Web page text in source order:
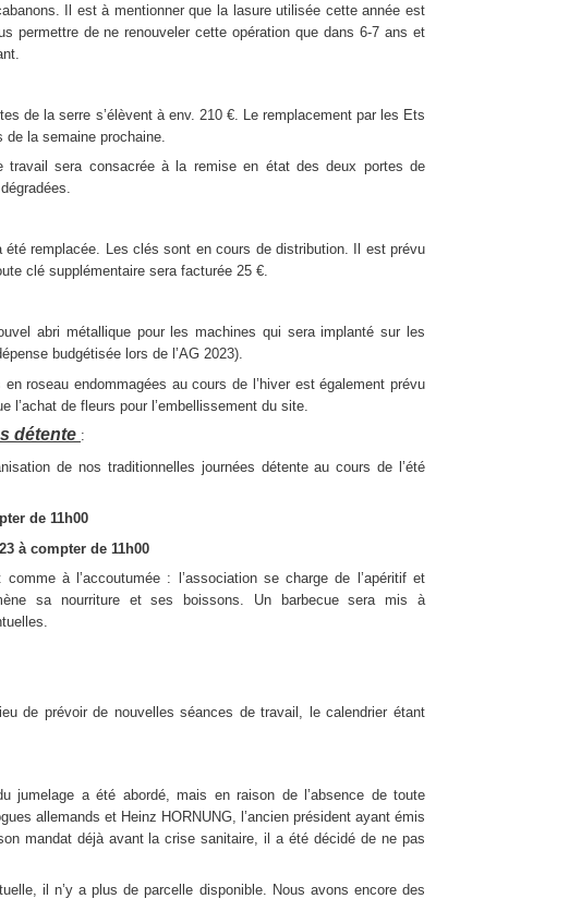
Il est à mentionner que la lasure utilisée cette année est
permettre de ne renouveler cette opération que dans 6-7 ans et
de la serre s’élèvent à env. 210 €. Le remplacement par les Ets
la semaine prochaine.
travail sera consacrée à la remise en état des deux portes de
été remplacée. Les clés sont en cours de distribution. Il est prévu
clé supplémentaire sera facturée 25 €.
abri métallique pour les machines qui sera implanté sur les
budgétisée lors de l’AG 2023).
roseau endommagées au cours de l’hiver est également prévu
l’achat de fleurs pour l’embellissement du site.
détente :
de nos traditionnelles journées détente au cours de l’été
de 11h00
à compter de 11h00
à l’accoutumée : l’association se charge de l’apéritif et
sa nourriture et ses boissons. Un barbecue sera mis à
de prévoir de nouvelles séances de travail, le calendrier étant
jumelage a été abordé, mais en raison de l’absence de toute
allemands et Heinz HORNUNG, l’ancien président ayant émis
mandat déjà avant la crise sanitaire, il a été décidé de ne pas
il n’y a plus de parcelle disponible. Nous avons encore des